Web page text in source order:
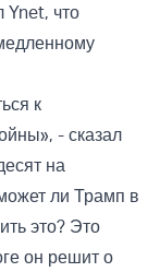
Ynet, что
к
- сказал
на
ли Трамп в
это? Это
он решит о